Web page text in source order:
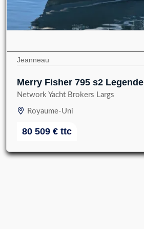
Jeanneau
Merry Fisher 795 s2 Legende
Network Yacht Brokers Largs
Royaume-Uni
80 509 € ttc